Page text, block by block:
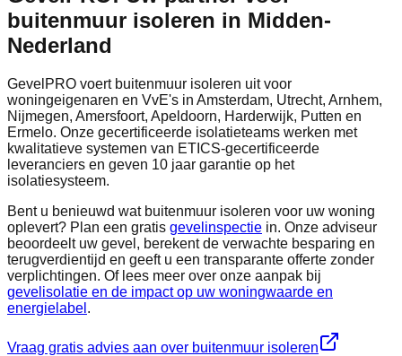
buitenmuur isoleren in Midden-
Nederland
GevelPRO voert buitenmuur isoleren uit voor
woningeigenaren en VvE's in Amsterdam, Utrecht, Arnhem,
Nijmegen, Amersfoort, Apeldoorn, Harderwijk, Putten en
Ermelo. Onze gecertificeerde isolatieteams werken met
kwalitatieve systemen van ETICS-gecertificeerde
leveranciers en geven 10 jaar garantie op het
isolatiesysteem.
Bent u benieuwd wat buitenmuur isoleren voor uw woning
oplevert? Plan een gratis gevelinspectie in. Onze adviseur
beoordeelt uw gevel, berekent de verwachte besparing en
terugverdientijd en geeft u een transparante offerte zonder
verplichtingen. Of lees meer over onze aanpak bij
gevelisolatie en de impact op uw woningwaarde en
energielabel .
Vraag gratis advies aan over buitenmuur isoleren